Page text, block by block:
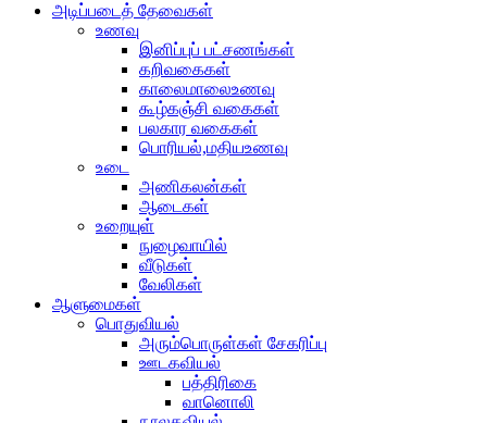
அடிப்படைத் தேவைகள்
உணவு
இனிப்புப் பட்சணங்கள்
கறிவகைகள்
காலைமாலைஉணவு
கூழ்கஞ்சி வகைகள்
பலகார வகைகள்
பொரியல்,மதியஉணவு
உடை
அணிகலன்கள்
ஆடைகள்
உறையுள்
நுழைவாயில்
வீடுகள்
வேலிகள்
ஆளுமைகள்
பொதுவியல்
அரும்பொருள்கள் சேகரிப்பு
ஊடகவியல்
பத்திரிகை
வானொலி